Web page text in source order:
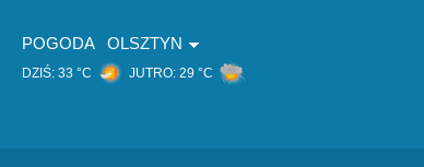
POGODA OLSZTYN
DZIŚ: 33 °C JUTRO: 29 °C